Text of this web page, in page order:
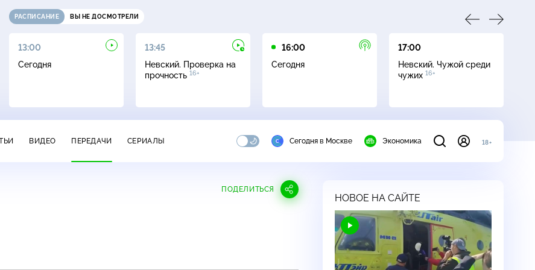
РАСПИСАНИЕ ВЫ НЕ ДОСМОТРЕЛИ
13:00
Сегодня
13:45
Невский. Проверка на
прочность 16+
16:00
Сегодня
17:00
Невский. Чужой среди
чужих 16+
ВИДЕО ПЕРЕДАЧИ СЕРИАЛЫ Сегодня в Москве Экономика 18+
ПОДЕЛИТЬСЯ
НОВОЕ НА САЙТЕ